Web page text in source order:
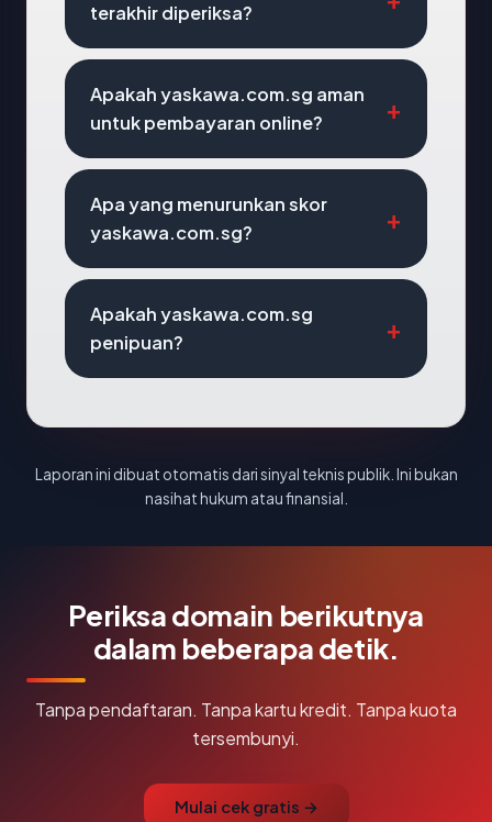
terakhir diperiksa?
Apakah yaskawa.com.sg aman
untuk pembayaran online?
Apa yang menurunkan skor
yaskawa.com.sg?
Apakah yaskawa.com.sg
penipuan?
Laporan ini dibuat otomatis dari sinyal teknis publik. Ini bukan
nasihat hukum atau finansial.
Periksa domain berikutnya
dalam beberapa detik.
Tanpa pendaftaran. Tanpa kartu kredit. Tanpa kuota
tersembunyi.
Mulai cek gratis →